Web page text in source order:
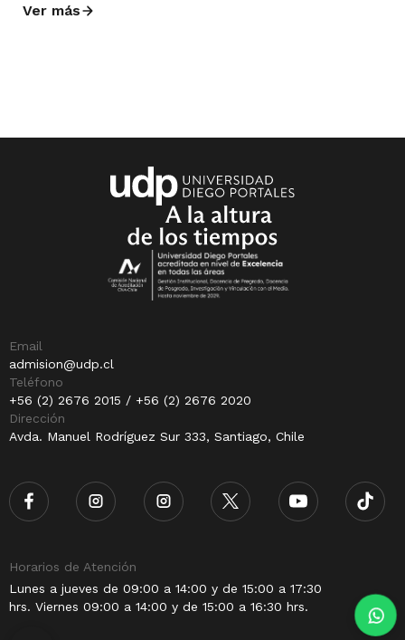
Ver más
Email
admision@udp.cl
Teléfono
+56 (2) 2676 2015 / +56 (2) 2676 2020
Dirección
Avda. Manuel Rodríguez Sur 333, Santiago, Chile
Horarios de Atención
Lunes a jueves de 09:00 a 14:00 y de 15:00 a 17:30
hrs. Viernes 09:00 a 14:00 y de 15:00 a 16:30 hrs.